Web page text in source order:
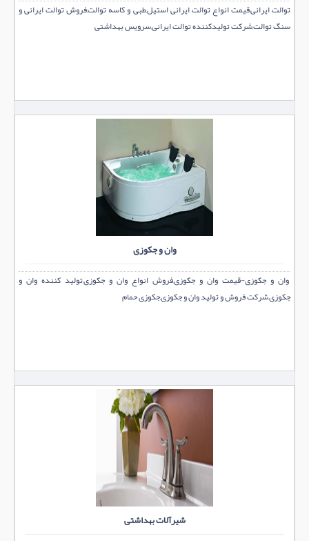
توالت ایرانی,قیمت انواع توالت ایرانی استیل,طبی و کاسه توالت,فروش توالت ایرانی و
سنگ توالت,شرکت تولیدکننده توالت ایرانی,سرویس بهداشتی
وان و جکوزی
وان و جکوزی-قیمت وان و جکوزی,فروش انواع وان و جکوزی,تولید کننده وان و
جکوزی,شرکت فروش و تولید وان و جکوزی,جکوزی حمام
شیرآلات بهداشتی